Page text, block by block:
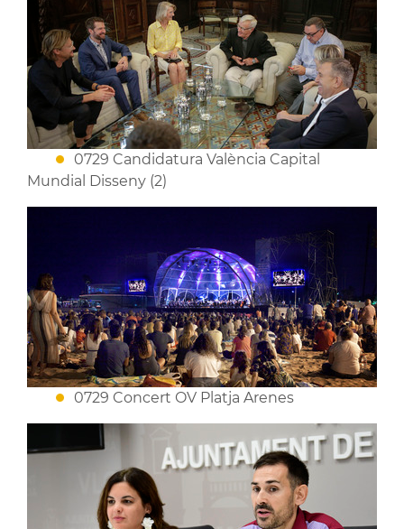
0729 Candidatura València Capital
Mundial Disseny (2)
0729 Concert OV Platja Arenes